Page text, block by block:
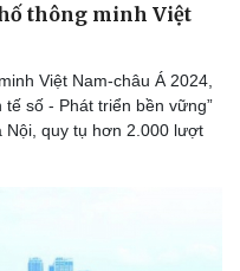
đẹp
thông minh Việt
Việt Nam-châu Á 2024,
số - Phát triển bền vững”
Nội, quy tụ hơn 2.000 lượt